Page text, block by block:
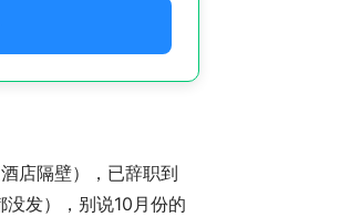
店隔壁），已辞职到
发），别说10月份的